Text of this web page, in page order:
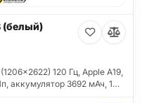
(белый)
120 Гц, Apple A19,
аккумулятор 3692 мАч, 1…